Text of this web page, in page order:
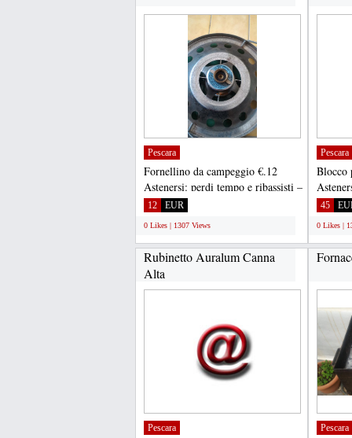
Pescara
Fornellino da campeggio €.12
Astenersi: perdi tempo e ribassisti –
non rispondo a...
12 EUR
0 Likes | 1307 Views
Pescara
Blocco
45
0 Likes |
Rubinetto Auralum Canna
Alta
Pescara Pescara